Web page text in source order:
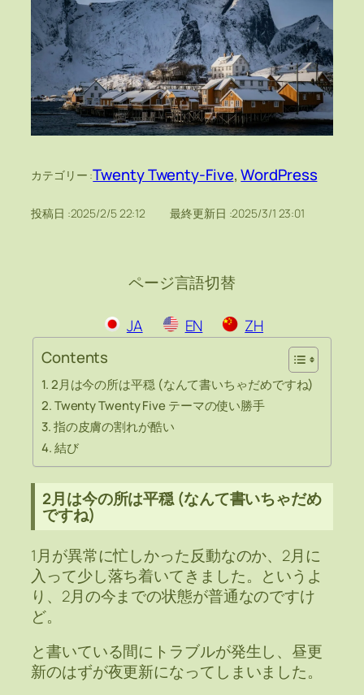
カテゴリー :Twenty Twenty-Five, WordPress
投稿日 :2025/2/5 22:12 最終更新日 :2025/3/1 23:01
ページ言語切替
EN
JA
ZH
Contents
2月は今の所は平穏 (なんて書いちゃだめですね)
Twenty Twenty Five テーマの使い勝手
指の皮膚の割れが酷い
結び
2月は今の所は平穏 (なんて書いちゃだめ
ですね)
1月が異常に忙しかった反動なのか、2月に
入って少し落ち着いてきました。というよ
り、2月の今までの状態が普通なのですけ
ど。
と書いている間にトラブルが発生し、昼更
新のはずが夜更新になってしまいました。